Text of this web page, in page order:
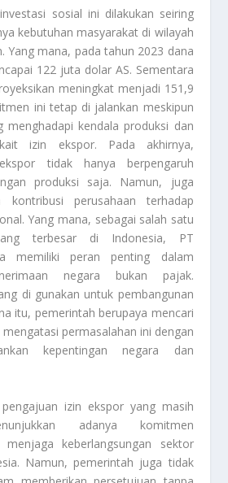
sosial ini dilakukan seiring
kebutuhan masyarakat di wilayah
Yang mana, pada tahun 2023 dana
122 juta dolar AS. Sementara
meningkat menjadi 151,9
ini tetap di jalankan meskipun
menghadapi kendala produksi dan
izin ekspor. Pada akhirnya,
tidak hanya berpengaruh
produksi saja. Namun, juga
kontribusi perusahaan terhadap
Yang mana, sebagai salah satu
terbesar di Indonesia, PT
memiliki peran penting dalam
negara bukan pajak.
di gunakan untuk pembangunan
itu, pemerintah berupaya mencari
permasalahan ini dengan
kepentingan negara dan
izin ekspor yang masih
adanya komitmen
keberlangsungan sektor
Namun, pemerintah juga tidak